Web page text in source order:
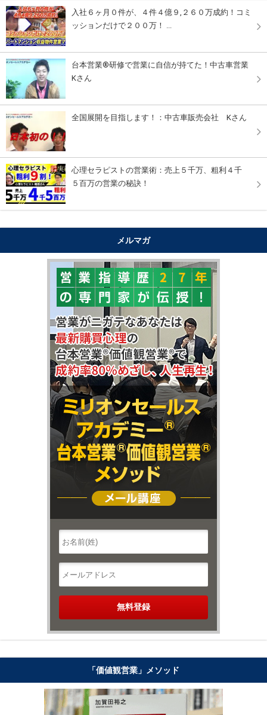
入社６ヶ月０件が、４件４億９,２６０万成約！コミ
ッションだけで２００万！ ...
台本営業®︎研修で営業に自信が持てた！中古車営業
Kさん
全国展開を目指します！：中古車販売会社 Kさん
心理セラピストの営業術：売上５千万、粗利４千
５百万の営業の秘訣！
メルマガ
「価値観営業」メソッド